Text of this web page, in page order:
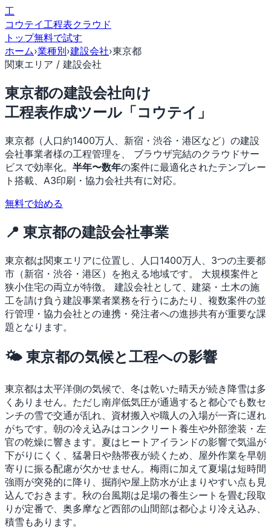
工
コウテイ工程表クラウド
トップ無料で試す
ホーム›業種別›建設会社›東京都
関東エリア / 建設会社
東京都の建設会社向け
工程表作成ツール「コウテイ」
東京都（人口約1400万人、新宿・渋谷・港区など）の建設
会社事業者様の工程管理を、 ブラウザ完結のクラウドサー
ビスで効率化。 半年〜数年の案件に最適化されたテンプレー
ト搭載、A3印刷・協力会社共有に対応。
無料で始める
📍 東京都の建設会社事業
東京都は関東エリアに位置し、人口1400万人、3つの主要都
市（新宿・渋谷・港区）を抱える地域です。 大規模案件と
狭小住宅の両立が特徴。
建設会社として、建築・土木の施
工を請け負う建設事業者業務を行うにあたり、複数案件の並
行管理・協力会社との連携・発注者への進捗共有が重要な課
題となります。
🌤 東京都の気候と工程への影響
東京都は太平洋側の気候で、冬は乾いた晴天が続き降雪は多
くありません。ただし南岸低気圧が通過すると都心でも数セ
ンチの雪で交通が乱れ、資材搬入や職人の入場が一斉に遅れ
がちです。朝の冷え込みはコンクリート養生や外部塗装・左
官の乾燥に響きます。夏はヒートアイランドの影響で気温が
下がりにくく、猛暑日や熱帯夜が続くため、屋外作業を早朝
寄りに振る配慮が欠かせません。梅雨に加えて夏場は短時間
強雨が突発的に降り、掘削や屋上防水が止まりやすい点も見
込んでおきます。秋の台風期は足場の養生シートを畳む段取
りが定番で、奥多摩など西部の山間部は都心より冷え込み、
積雪もあります。